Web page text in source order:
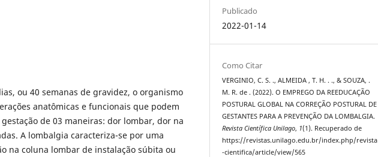
ou 40 semanas de gravidez, o organismo
anatômicas e funcionais que podem
de 03 maneiras: dor lombar, dor na
A lombalgia caracteriza-se por uma
na coluna lombar de instalação súbita ou
Publicado
2022-01-14
Como Citar
VERGINIO, C. S. ., ALMEIDA , T. H. . ., & SOUZA, .
M. R. de . (2022). O EMPREGO DA REEDUCAÇÃO
POSTURAL GLOBAL NA CORREÇÃO POSTURAL DE
GESTANTES PARA A PREVENÇÃO DA LOMBALGIA.
Revista Científica Unilago, 1(1). Recuperado de
https://revistas.unilago.edu.br/index.php/revista
-cientifica/article/view/565